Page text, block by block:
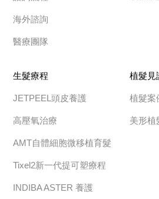
海外諮詢
醫療團隊
生髮療程
JETPEEL頭皮養護
高壓氧治療
AMT自體細胞微移植育髮
Tixel2新一代提可塑療程
INDIBA ASTER 養護
植髮見
植髮案
美形植